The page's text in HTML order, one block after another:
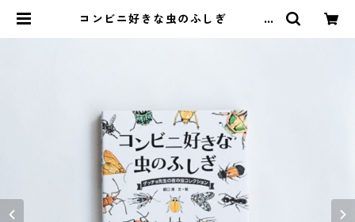
コンビニ好きな虫のふしぎ